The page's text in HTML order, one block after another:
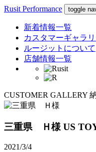
Rusit Performance toggle
新着情報一覧
カスタマーギャラ
ルージットについて
店舗情報一覧
CUSTOMER GALLERY
三重県 Ｈ様 US
2021/3/4